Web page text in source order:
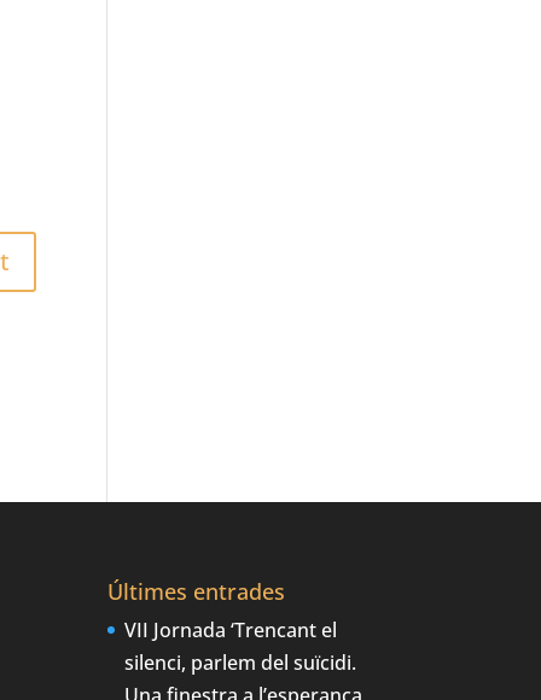
Últimes entrades
VII Jornada ‘Trencant el
silenci, parlem del suïcidi.
Una finestra a l’esperança